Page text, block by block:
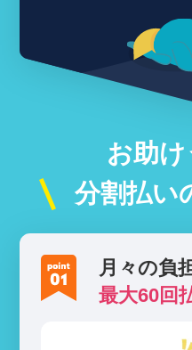
お助
分割払い
月々の負
最大60回